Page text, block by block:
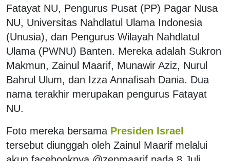
Fatayat NU, Pengurus Pusat (PP) Pagar Nusa
NU, Universitas Nahdlatul Ulama Indonesia
(Unusia), dan Pengurus Wilayah Nahdlatul
Ulama (PWNU) Banten. Mereka adalah Sukron
Makmun, Zainul Maarif, Munawir Aziz, Nurul
Bahrul Ulum, dan Izza Annafisah Dania. Dua
nama terakhir merupakan pengurus Fatayat
NU.
Foto mereka bersama Presiden Israel
tersebut diunggah oleh Zainul Maarif melalui